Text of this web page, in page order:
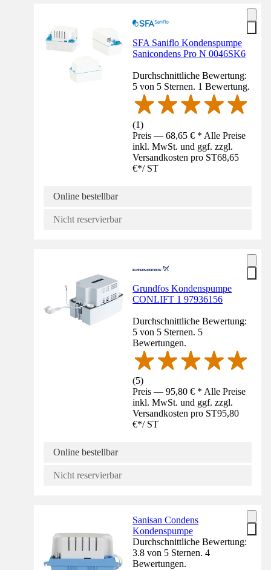
SFA Saniflo Kondenspumpe
Sanicondens Pro N 0046SK6
Durchschnittliche Bewertung:
5 von 5 Sternen. 1 Bewertung.
(1)
Preis — 68,65 € * Alle Preise
inkl. MwSt. und ggf. zzgl.
Versandkosten pro ST68,65
€*/ ST
Online bestellbar
Nicht reservierbar
Grundfos Kondenspumpe
CONLIFT 1 97936156
Durchschnittliche Bewertung:
5 von 5 Sternen. 5
Bewertungen.
(5)
Preis — 95,80 € * Alle Preise
inkl. MwSt. und ggf. zzgl.
Versandkosten pro ST95,80
€*/ ST
Online bestellbar
Nicht reservierbar
Sanisan Condens
Kondenspumpe
Durchschnittliche Bewertung:
3.8 von 5 Sternen. 4
Bewertungen.